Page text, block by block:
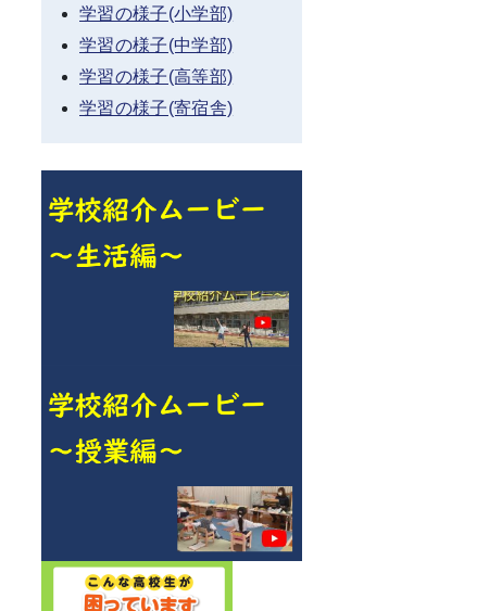
学習の様子(小学部)
学習の様子(中学部)
学習の様子(高等部)
学習の様子(寄宿舎)